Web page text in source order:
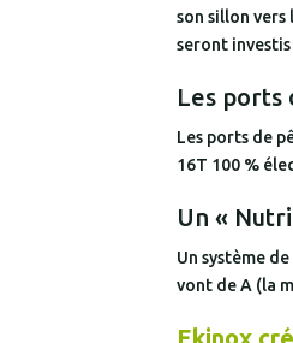
son sillon vers
seront
Les ports
Les ports de
16T 100 %
Un «
Un système
vont de A (la